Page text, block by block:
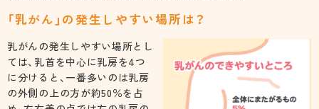
「乳がん」の発生しやすい場所は？
乳がんの発生しやすい場所とし
ては、乳首を中心に乳房を4つ
に分けると、一番多いのは乳房
の外側の上の方が約50％を占